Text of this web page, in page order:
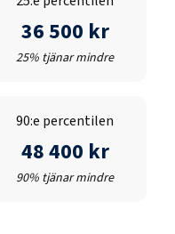
36 500 kr
25% tjänar mindre
90:e percentilen
48 400 kr
90% tjänar mindre